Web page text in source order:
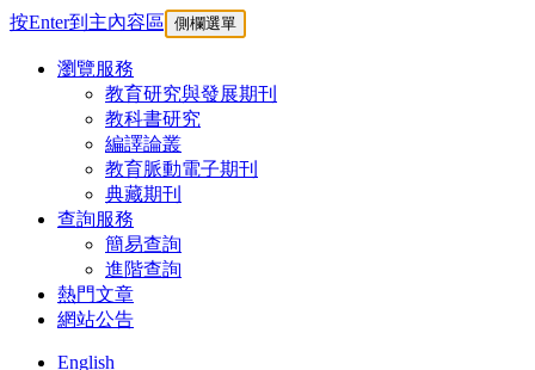
按Enter到主內容區 側欄選單
瀏覽服務
教育研究與發展期刊
教科書研究
編譯論叢
教育脈動電子期刊
典藏期刊
查詢服務
簡易查詢
進階查詢
熱門文章
網站公告
English